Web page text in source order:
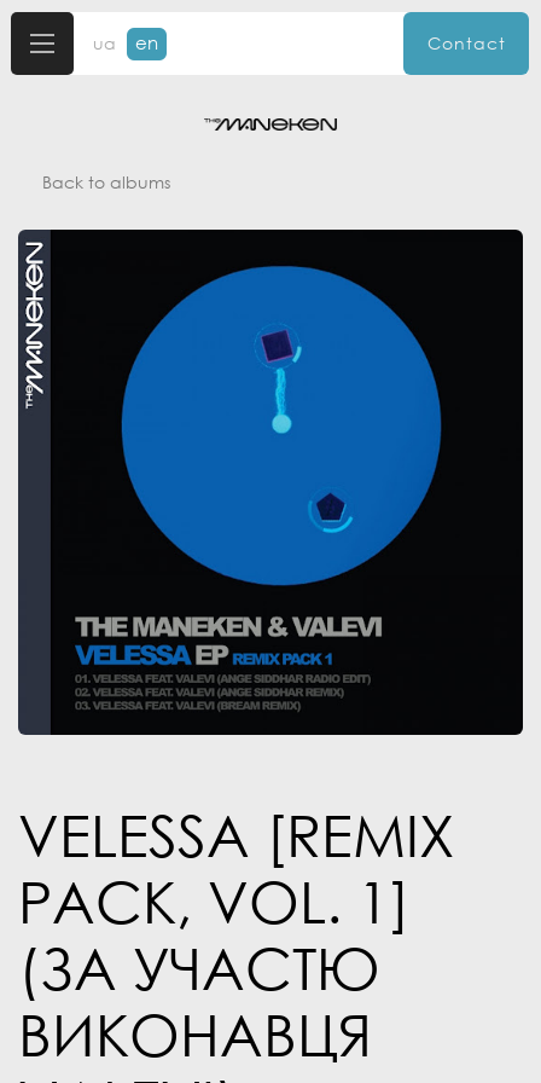
Back to albums
VELESSA [REMIX
PACK, VOL. 1]
(ЗА УЧАСТЮ
ВИКОНАВЦЯ
ua en Contact